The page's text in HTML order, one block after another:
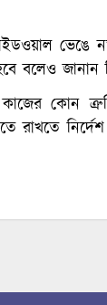
ভেঙে
বলেও জানান
কোন
রাখতে